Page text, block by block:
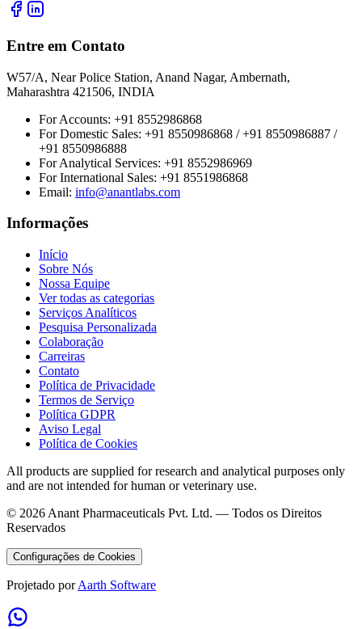
Entre em Contato
W57/A, Near Police Station, Anand Nagar, Ambernath,
Maharashtra 421506, INDIA
For Accounts: +91 8552986868
For Domestic Sales: +91 8550986868 / +91 8550986887 /
+91 8550986888
For Analytical Services: +91 8552986969
For International Sales: +91 8551986868
Email: info@anantlabs.com
Informações
Início
Sobre Nós
Nossa Equipe
Ver todas as categorias
Serviços Analíticos
Pesquisa Personalizada
Colaboração
Carreiras
Contato
Política de Privacidade
Termos de Serviço
Política GDPR
Aviso Legal
Política de Cookies
All products are supplied for research and analytical purposes only
and are not intended for human or veterinary use.
© 2026 Anant Pharmaceuticals Pvt. Ltd. — Todos os Direitos
Reservados
Configurações de Cookies
Projetado por Aarth Software